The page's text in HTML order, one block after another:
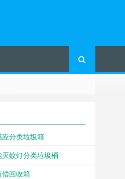
分类垃圾箱
蚊灯分类垃圾桶
回收箱